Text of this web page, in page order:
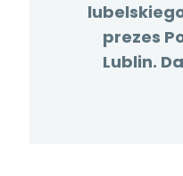
prezes
Lublin.